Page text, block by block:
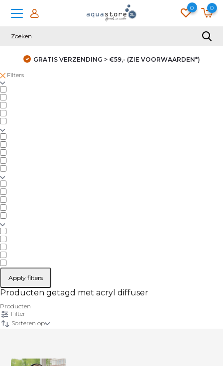
0 0
GRATIS VERZENDING > €59,- (ZIE VOORWAARDEN*)
Filters
Apply filters
Producten getagd met acryl diffuser
Producten
Filter
Sorteren op